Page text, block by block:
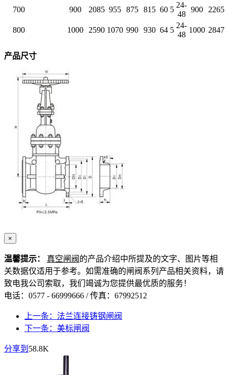
700 900 2085 955 875 815 60 5
24-
48
900 2265
800 1000 2590 1070 990 930 64 5
24-
48
1000 2847
产品尺寸
×
温馨提示： 真空闸阀 的产品介绍中所提及的文字、图片等相
关数据仅适用于参考。如需准确的闸阀系列产品相关资料，请
致电我公司索取，我们竭诚为您提供最优质的服务！
电话：0577 - 66999666 / 传真：67992512
上一条：法兰连接铸钢闸阀
下一条：美标闸阀
分享到 58.8K